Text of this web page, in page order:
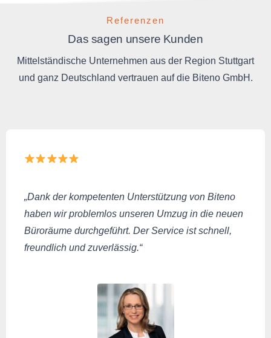
Referenzen
Das sagen unsere Kunden
Mittelständische Unternehmen aus der Region Stuttgart
und ganz Deutschland vertrauen auf die Biteno GmbH.
„Dank der kompetenten Unterstützung von Biteno
haben wir problemlos unseren Umzug in die neuen
Büroräume durchgeführt. Der Service ist schnell,
freundlich und zuverlässig.“